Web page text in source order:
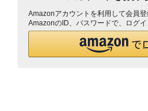
Amazonアカウントを利用して会員登
AmazonのID、パスワードで、ログイ